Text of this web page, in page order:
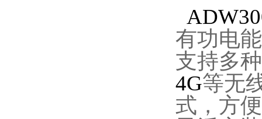
有功电
支持多
4G等无
式，方